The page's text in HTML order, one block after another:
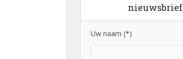
nieuwsbrief
Uw naam (*)